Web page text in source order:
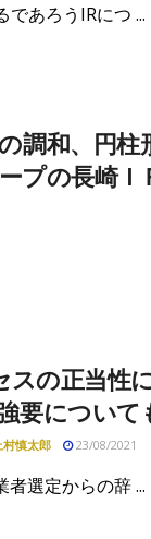
あろうIRにつ ...
調和、円柱
の長崎Ｉ
スの正当性
要について
村慎太郎 23/08/2021
選定からの辞 ...